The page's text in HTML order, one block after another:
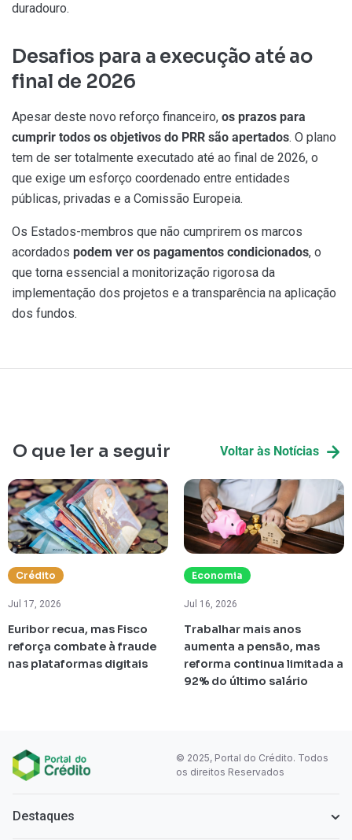
duradouro.
Desafios para a execução até ao
final de 2026
Apesar deste novo reforço financeiro, os prazos para
cumprir todos os objetivos do PRR são apertados. O plano
tem de ser totalmente executado até ao final de 2026, o
que exige um esforço coordenado entre entidades
públicas, privadas e a Comissão Europeia.
Os Estados-membros que não cumprirem os marcos
acordados podem ver os pagamentos condicionados, o
que torna essencial a monitorização rigorosa da
implementação dos projetos e a transparência na aplicação
dos fundos.
O que ler a seguir Voltar às Notícias
Crédito
Jul 17, 2026
Euribor recua, mas Fisco
reforça combate à fraude
nas plataformas digitais
Economia
Jul 16, 2026
Trabalhar mais anos
aumenta a pensão, mas
reforma continua limitada a
92% do último salário
© 2025, Portal do Crédito. Todos
os direitos Reservados
Destaques